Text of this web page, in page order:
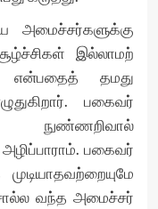
அமைச்சர்களுக்கு
இல்லாமற்
தமது
பகைவர்
நுண்ணறிவால்
பகைவர்
வந்த அமைச்சர்